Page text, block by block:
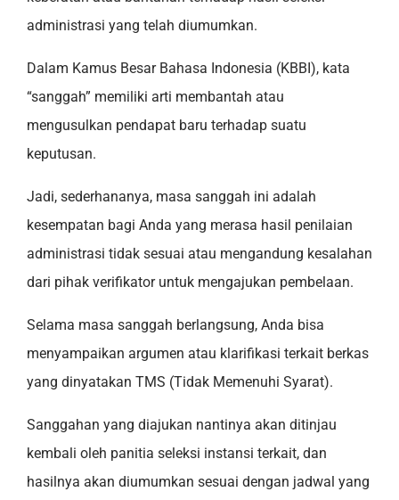
administrasi yang telah diumumkan.
Dalam Kamus Besar Bahasa Indonesia (KBBI), kata
“sanggah” memiliki arti membantah atau
mengusulkan pendapat baru terhadap suatu
keputusan.
Jadi, sederhananya, masa sanggah ini adalah
kesempatan bagi Anda yang merasa hasil penilaian
administrasi tidak sesuai atau mengandung kesalahan
dari pihak verifikator untuk mengajukan pembelaan.
Selama masa sanggah berlangsung, Anda bisa
menyampaikan argumen atau klarifikasi terkait berkas
yang dinyatakan TMS (Tidak Memenuhi Syarat).
Sanggahan yang diajukan nantinya akan ditinjau
kembali oleh panitia seleksi instansi terkait, dan
hasilnya akan diumumkan sesuai dengan jadwal yang